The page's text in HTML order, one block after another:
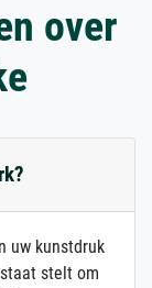
over
uw kunstdruk
stelt om